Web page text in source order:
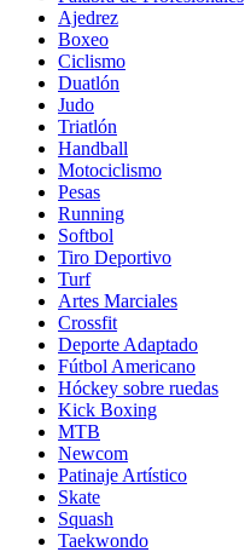
Ajedrez
Boxeo
Ciclismo
Duatlón
Judo
Triatlón
Handball
Motociclismo
Pesas
Running
Softbol
Tiro Deportivo
Turf
Artes Marciales
Crossfit
Deporte Adaptado
Fútbol Americano
Hóckey sobre ruedas
Kick Boxing
MTB
Newcom
Patinaje Artístico
Skate
Squash
Taekwondo